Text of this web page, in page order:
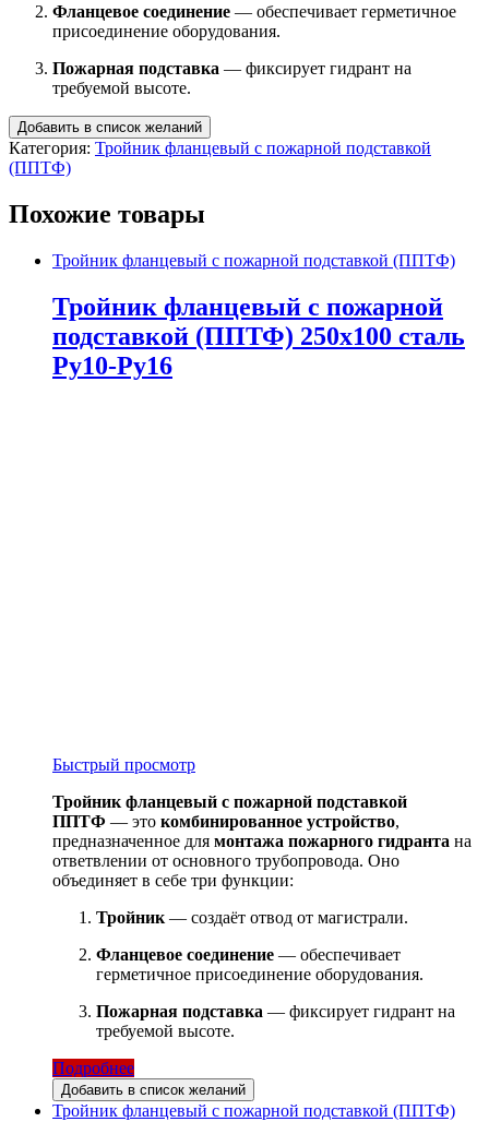
Фланцевое соединение — обеспечивает герметичное
присоединение оборудования.
Пожарная подставка — фиксирует гидрант на
требуемой высоте.
Добавить в список желаний
Категория: Тройник фланцевый с пожарной подставкой
(ППТФ)
Похожие товары
Тройник фланцевый с пожарной подставкой (ППТФ)
Тройник фланцевый с пожарной
подставкой (ППТФ) 250х100 сталь
Ру10-Ру16
Быстрый просмотр
Тройник фланцевый с пожарной подставкой
ППТФ — это комбинированное устройство,
предназначенное для монтажа пожарного гидранта на
ответвлении от основного трубопровода. Оно
объединяет в себе три функции:
Тройник— создаёт отвод от магистрали.
Фланцевое соединение — обеспечивает
герметичное присоединение оборудования.
Пожарная подставка — фиксирует гидрант на
требуемой высоте.
Подробнее
Добавить в список желаний
Тройник фланцевый с пожарной подставкой (ППТФ)